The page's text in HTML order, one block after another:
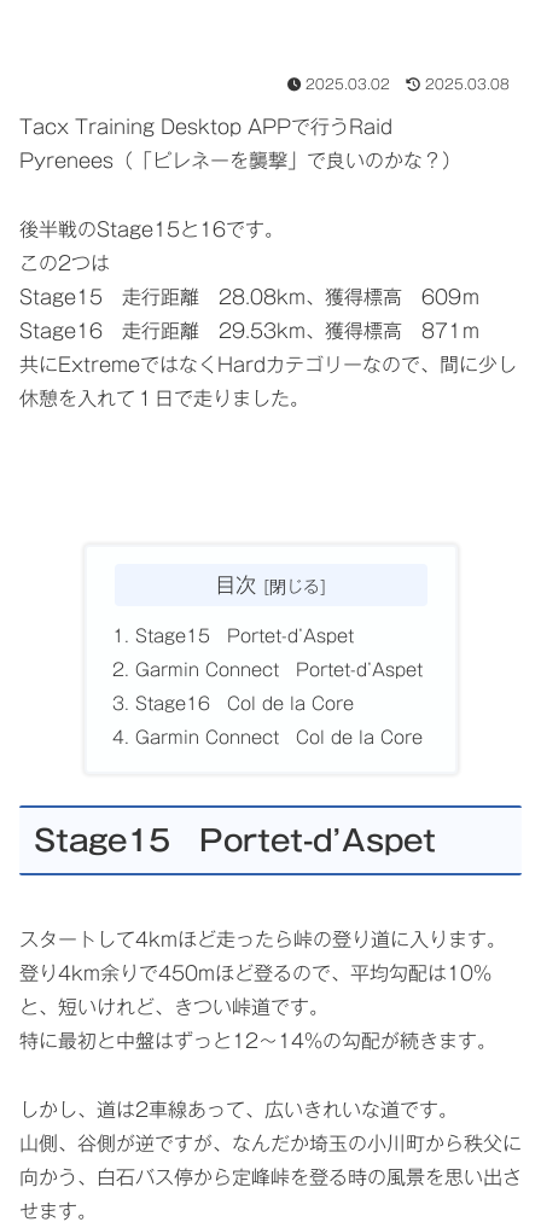
2025.03.02 2025.03.08
Tacx Training Desktop APPで行うRaid
Pyrenees（「ピレネーを襲撃」で良いのかな？）
後半戦のStage15と16です。
この2つは
Stage15 走行距離 28.08km、獲得標高 609ｍ
Stage16 走行距離 29.53km、獲得標高 871ｍ
共にExtremeではなくHardカテゴリーなので、間に少し
休憩を入れて１日で走りました。
目次
Stage15 Portet-d’Aspet
Garmin Connect Portet-d’Aspet
Stage16 Col de la Core
Garmin Connect Col de la Core
Stage15 Portet-d’Aspet
スタートして4kmほど走ったら峠の登り道に入ります。
登り4km余りで450mほど登るので、平均勾配は10%
と、短いけれど、きつい峠道です。
特に最初と中盤はずっと12～14%の勾配が続きます。
しかし、道は2車線あって、広いきれいな道です。
山側、谷側が逆ですが、なんだか埼玉の小川町から秩父に
向かう、白石バス停から定峰峠を登る時の風景を思い出さ
せます。